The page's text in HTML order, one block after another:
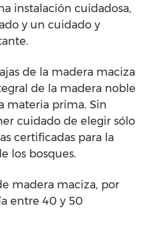
instalación cuidadosa,
y un cuidado y
de la madera maciza
de la madera noble
materia prima. Sin
cuidado de elegir sólo
certificadas para la
los bosques.
madera maciza, por
entre 40 y 50